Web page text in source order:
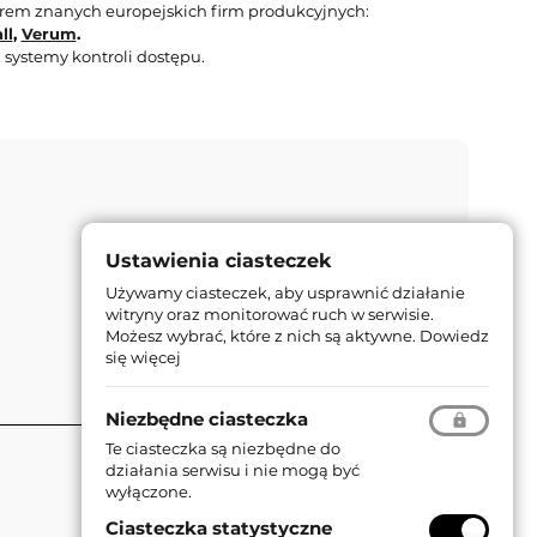
znanych europejskich firm produkcyjnych:
, Verum.
kontroli dostępu.
Ustawienia ciasteczek
Używamy ciasteczek, aby usprawnić działanie
witryny oraz monitorować ruch w serwisie.
Możesz wybrać, które z nich są aktywne. Dowiedz
się więcej
Niezbędne ciasteczka
Te ciasteczka są niezbędne do
działania serwisu i nie mogą być
wyłączone.
Ciasteczka statystyczne